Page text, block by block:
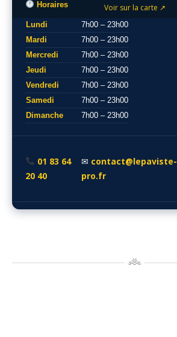
Voir sur la carte ↗
Horaires
Lundi
7h00 – 23h00
Mardi
7h00 – 23h00
Mercredi
7h00 – 23h00
Jeudi
7h00 – 23h00
Vendredi
7h00 – 23h00
Samedi
7h00 – 23h00
Dimanche
7h00 – 23h00
01 83 64
20 40
✉ contact@lepaviste-
pro.fr